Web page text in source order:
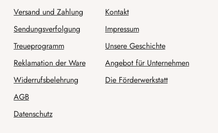
Versand und Zahlung
Sendungsverfolgung
Treueprogramm
Reklamation der Ware
Widerrufsbelehrung
AGB
Datenschutz
Kontakt
Impressum
Unsere Geschichte
Angebot für Unternehmen
Die Förderwerkstatt